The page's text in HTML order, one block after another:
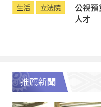
生活 立法院
公視
人才
推薦新聞